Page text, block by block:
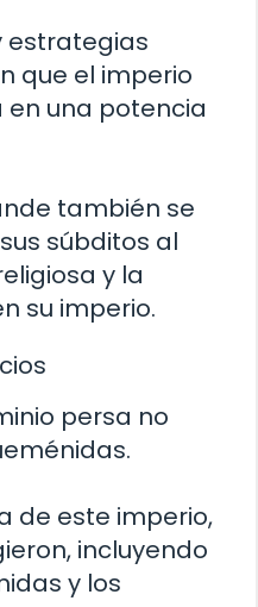
estrategias
que el imperio
en una potencia
también se
súbditos al
y la
su imperio.
persa no
de este imperio,
incluyendo
y los